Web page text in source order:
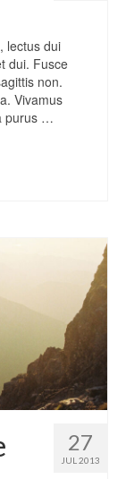
lectus dui
dui. Fusce
non.
Vivamus
purus …
27
JUL 2013